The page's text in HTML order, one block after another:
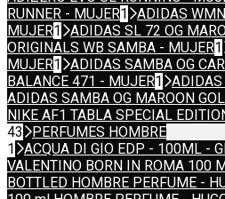
RUNNER - MUJER1
ADIDAS
MUJER1 ADIDAS SL 72 OG
ORIGINALS WB SAMBA - MUJER1
MUJER1 ADIDAS SAMBA OG
BALANCE 471 - MUJER1
ADIDAS SAMBA OG MAROON
NIKE AF1 TABLA SPECIAL
43
PERFUMES HOMBRE
1
ACQUA DI GIO EDP - 100ML -
VALENTINO BORN IN ROMA 100
BOTTLED HOMBRE PERFUME -